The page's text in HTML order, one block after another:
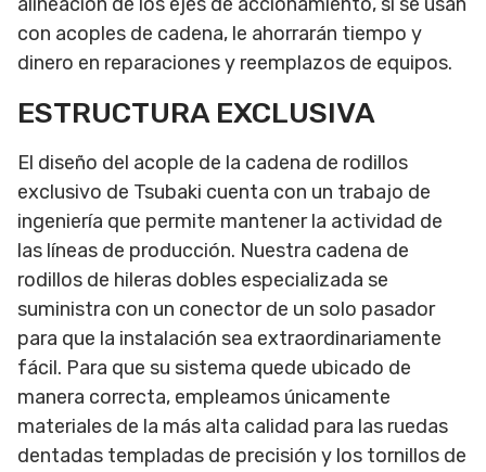
alineación de los ejes de accionamiento, si se usan
con acoples de cadena, le ahorrarán tiempo y
dinero en reparaciones y reemplazos de equipos.
ESTRUCTURA EXCLUSIVA
El diseño del acople de la cadena de rodillos
exclusivo de Tsubaki cuenta con un trabajo de
ingeniería que permite mantener la actividad de
las líneas de producción. Nuestra cadena de
rodillos de hileras dobles especializada se
suministra con un conector de un solo pasador
para que la instalación sea extraordinariamente
fácil. Para que su sistema quede ubicado de
manera correcta, empleamos únicamente
materiales de la más alta calidad para las ruedas
dentadas templadas de precisión y los tornillos de